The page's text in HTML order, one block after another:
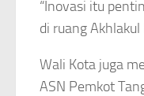
“Inovasi itu
di ruang
Wali Kota juga
ASN Pemkot